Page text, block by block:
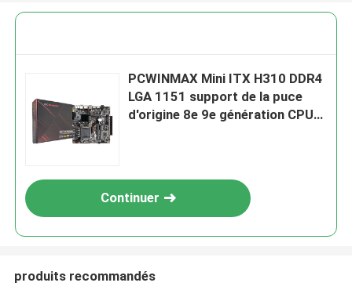
PCWINMAX Mini ITX H310 DDR4
LGA 1151 support de la puce
d'origine 8e 9e génération CPU
Continuer
produits recommandés